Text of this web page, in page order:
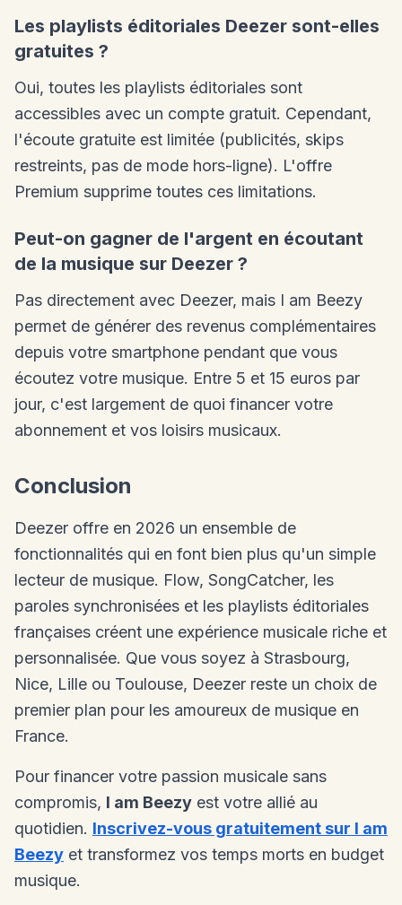
Les playlists éditoriales Deezer sont-elles
gratuites ?
Oui, toutes les playlists éditoriales sont
accessibles avec un compte gratuit. Cependant,
l'écoute gratuite est limitée (publicités, skips
restreints, pas de mode hors-ligne). L'offre
Premium supprime toutes ces limitations.
Peut-on gagner de l'argent en écoutant
de la musique sur Deezer ?
Pas directement avec Deezer, mais I am Beezy
permet de générer des revenus complémentaires
depuis votre smartphone pendant que vous
écoutez votre musique. Entre 5 et 15 euros par
jour, c'est largement de quoi financer votre
abonnement et vos loisirs musicaux.
Conclusion
Deezer offre en 2026 un ensemble de
fonctionnalités qui en font bien plus qu'un simple
lecteur de musique. Flow, SongCatcher, les
paroles synchronisées et les playlists éditoriales
françaises créent une expérience musicale riche et
personnalisée. Que vous soyez à Strasbourg,
Nice, Lille ou Toulouse, Deezer reste un choix de
premier plan pour les amoureux de musique en
France.
Pour financer votre passion musicale sans
compromis, I am Beezy est votre allié au
quotidien. Inscrivez-vous gratuitement sur I am
Beezy et transformez vos temps morts en budget
musique.